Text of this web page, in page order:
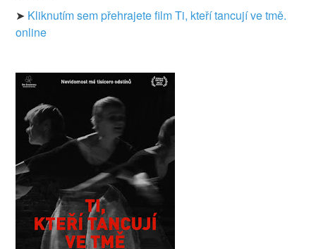
➤ Kliknutím sem přehrajete film Ti, kteří tancují ve tmě.
online